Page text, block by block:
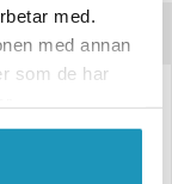
med.
med annan
som de har
103×45×30 mm
12V och 24V